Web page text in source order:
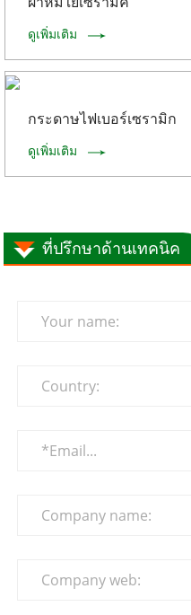
ดูเพิ่มเติม
กระดาษไฟเบอร์เซรามิก
ดูเพิ่มเติม
ที่ปรึกษาด้านเทคนิค